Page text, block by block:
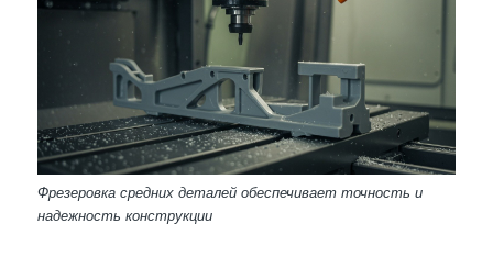
Фрезеровка средних деталей обеспечивает точность и
надежность конструкции